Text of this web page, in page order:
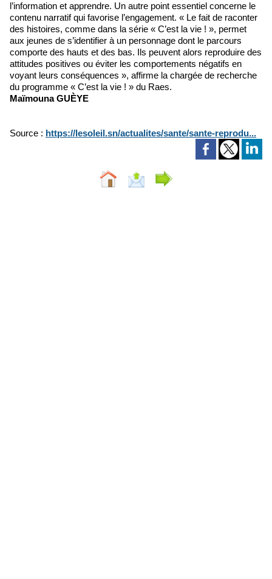
l’information et apprendre. Un autre point essentiel concerne le
contenu narratif qui favorise l’engagement. « Le fait de raconter
des histoires, comme dans la série « C’est la vie ! », permet
aux jeunes de s’identifier à un personnage dont le parcours
comporte des hauts et des bas. Ils peuvent alors reproduire des
attitudes positives ou éviter les comportements négatifs en
voyant leurs conséquences », affirme la chargée de recherche
du programme « C’est la vie ! » du Raes.
Maïmouna GUÈYE
Source : https://lesoleil.sn/actualites/sante/sante-reprodu...